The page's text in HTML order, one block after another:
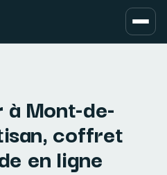
Mont-de-
coffret
en ligne